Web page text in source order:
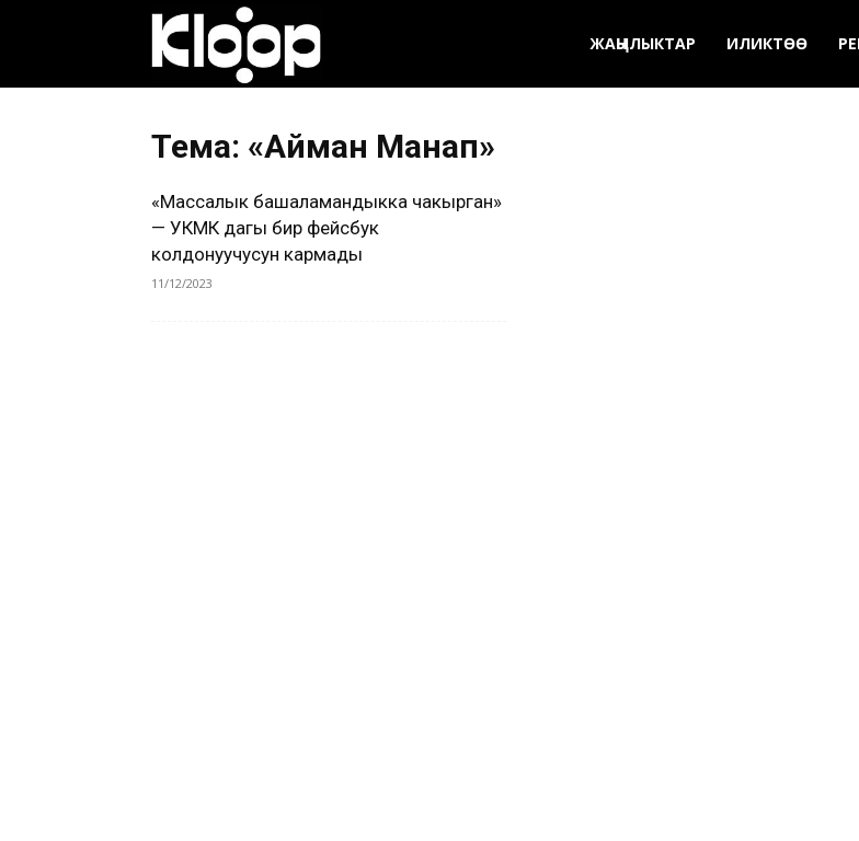
кыргызча
ЖАҢЫЛЫКТАР ИЛИКТӨӨ
Тема: «Айман Манап»
«Массалык башаламандыкка чакырган»
— УКМК дагы бир фейсбук
колдонуучусун кармады
11/12/2023